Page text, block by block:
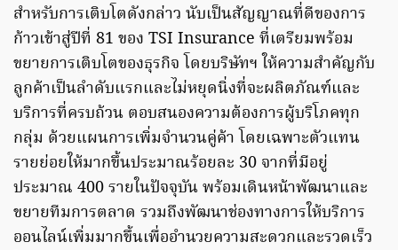
สำหรับการเติบโตดังกล่าว นับเป็นสัญญาณที่ดีของการ
ก้าวเข้าสู่ปีที่ 81 ของ TSI Insurance ที่เตรียมพร้อม
ขยายการเติบโตของธุรกิจ โดยบริษัทฯ ให้ความสำคัญกับ
ลูกค้าเป็นลำดับแรกและไม่หยุดนิ่งที่จะผลิตภัณฑ์และ
บริการที่ครบถ้วน ตอบสนองความต้องการผู้บริโภคทุก
กลุ่ม ด้วยแผนการเพิ่มจำนวนคู่ค้า โดยเฉพาะตัวแทน
รายย่อยให้มากขึ้นประมาณร้อยละ 30 จากที่มีอยู่
ประมาณ 400 รายในปัจจุบัน พร้อมเดินหน้าพัฒนาและ
ขยายทีมการตลาด รวมถึงพัฒนาช่องทางการให้บริการ
ออนไลน์เพิ่มมากขึ้นเพื่ออำนวยความสะดวกและรวดเร็ว